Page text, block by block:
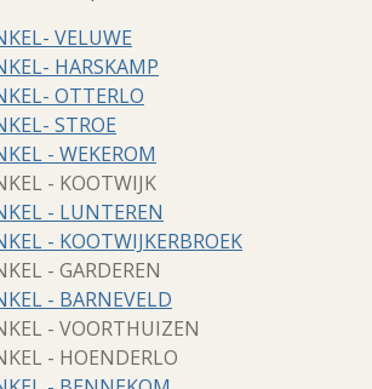
VELUWE
HARSKAMP
OTTERLO
STROE
- WEKEROM
- KOOTWIJK
- LUNTEREN
- KOOTWIJKERBROEK
- GARDEREN
- BARNEVELD
- VOORTHUIZEN
- HOENDERLO